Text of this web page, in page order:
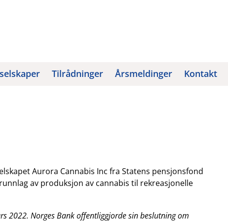
Tilrådninger Årsmeldinger Kontakt
Aurora Cannabis Inc fra Statens pensjonsfond
av produksjon av cannabis til rekreasjonelle
2022. Norges Bank offentliggjorde sin beslutning om